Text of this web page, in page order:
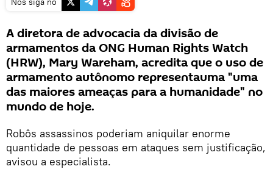
A diretora de advocacia da divisão de
armamentos da ONG Human Rights Watch
(HRW), Mary Wareham, acredita que o uso de
armamento autônomo representauma "uma
das maiores ameaças para a humanidade" no
mundo de hoje.
Robôs assassinos poderiam aniquilar enorme
quantidade de pessoas em ataques sem justificação,
avisou a especialista.